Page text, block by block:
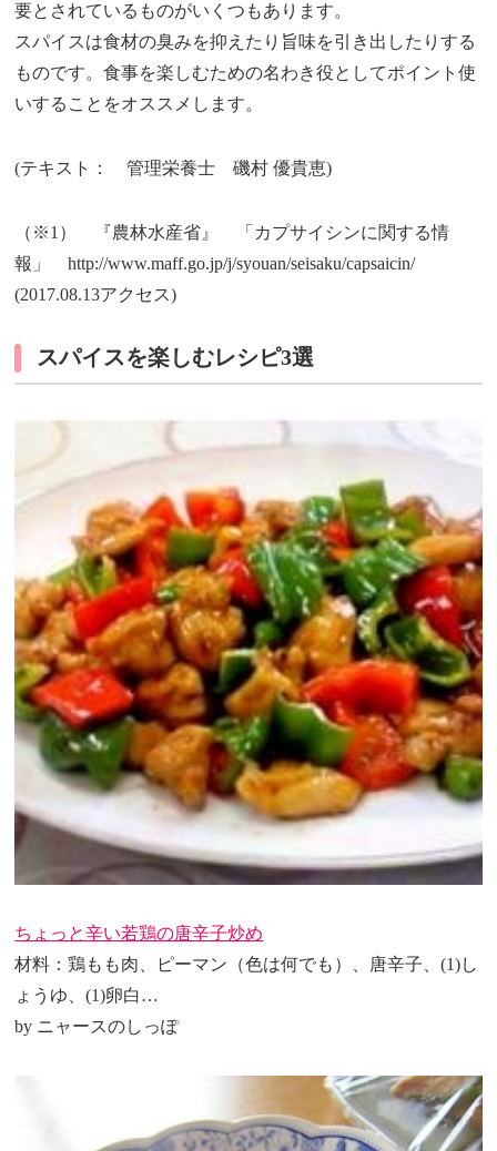
要とされているものがいくつもあります。
スパイスは食材の臭みを抑えたり旨味を引き出したりする
ものです。食事を楽しむための名わき役としてポイント使
いすることをオススメします。
(テキスト： 管理栄養士 磯村 優貴恵)
（※1） 『農林水産省』 「カプサイシンに関する情
報」 http://www.maff.go.jp/j/syouan/seisaku/capsaicin/
(2017.08.13アクセス)
スパイスを楽しむレシピ3選
ちょっと辛い若鶏の唐辛子炒め
材料：鶏もも肉、ピーマン（色は何でも）、唐辛子、(1)し
ょうゆ、(1)卵白…
by ニャースのしっぽ